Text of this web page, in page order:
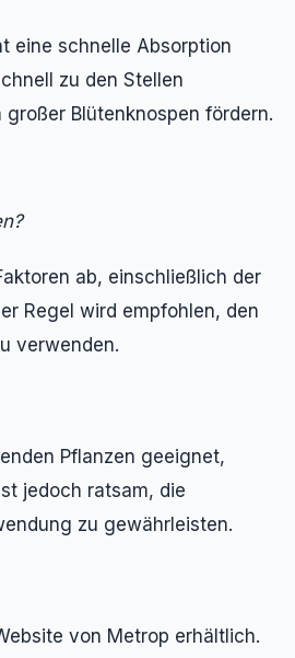
eine schnelle Absorption
zu den Stellen
Blütenknospen fördern.
ab, einschließlich der
Regel wird empfohlen, den
verwenden.
Pflanzen geeignet,
jedoch ratsam, die
zu gewährleisten.
von Metrop erhältlich.